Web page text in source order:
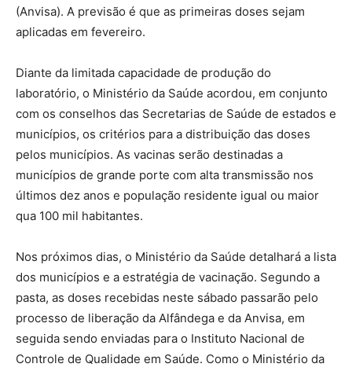
(Anvisa). A previsão é que as primeiras doses sejam
aplicadas em fevereiro.
Diante da limitada capacidade de produção do
laboratório, o Ministério da Saúde acordou, em conjunto
com os conselhos das Secretarias de Saúde de estados e
municípios, os critérios para a distribuição das doses
pelos municípios. As vacinas serão destinadas a
municípios de grande porte com alta transmissão nos
últimos dez anos e população residente igual ou maior
qua 100 mil habitantes.
Nos próximos dias, o Ministério da Saúde detalhará a lista
dos municípios e a estratégia de vacinação. Segundo a
pasta, as doses recebidas neste sábado passarão pelo
processo de liberação da Alfândega e da Anvisa, em
seguida sendo enviadas para o Instituto Nacional de
Controle de Qualidade em Saúde. Como o Ministério da